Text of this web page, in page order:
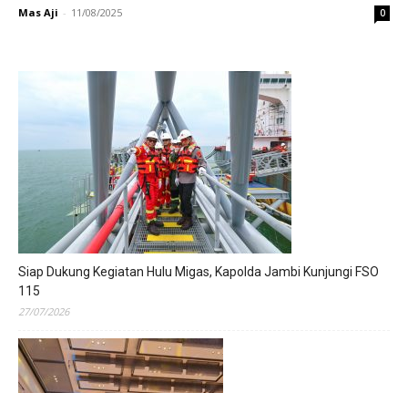
Mas Aji - 11/08/2025 0
Siap Dukung Kegiatan Hulu Migas, Kapolda Jambi Kunjungi FSO
115
27/07/2026